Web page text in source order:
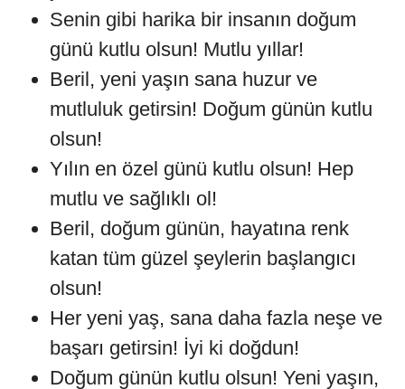
Senin gibi harika bir insanın doğum
günü kutlu olsun! Mutlu yıllar!
Beril, yeni yaşın sana huzur ve
mutluluk getirsin! Doğum günün kutlu
olsun!
Yılın en özel günü kutlu olsun! Hep
mutlu ve sağlıklı ol!
Beril, doğum günün, hayatına renk
katan tüm güzel şeylerin başlangıcı
olsun!
Her yeni yaş, sana daha fazla neşe ve
başarı getirsin! İyi ki doğdun!
Doğum günün kutlu olsun! Yeni yaşın,